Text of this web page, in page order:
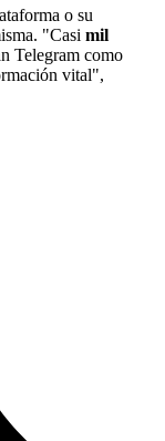
o su
"Casi mil
Telegram como
vital",